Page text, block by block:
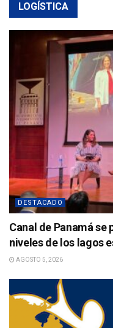
LOGÍSTICA
DESTACADO
Canal de Panamá
niveles de los lagos
AGOSTO 5, 2026